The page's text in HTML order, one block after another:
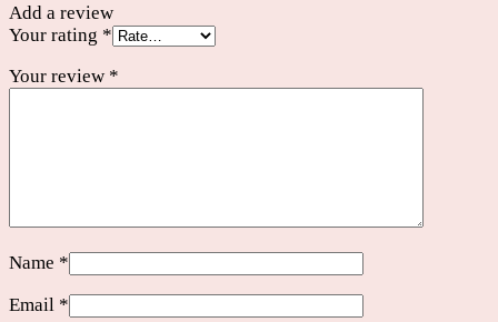
Add a review
Your rating *
Your review *
Name *
Email *